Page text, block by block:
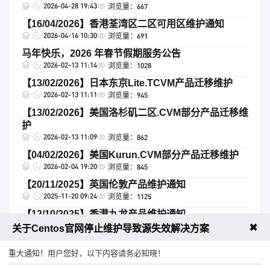
2026-04-28 19:43 浏览量：667
【16/04/2026】香港荃湾区二区可用区维护通知
2026-04-16 10:30 浏览量：691
马年快乐，2026 年春节假期服务公告
2026-02-13 11:14 浏览量：1028
【13/02/2026】日本东京Lite.TCVM产品迁移维护
2026-02-13 11:11 浏览量：945
【13/02/2026】美国洛杉矶二区.CVM部分产品迁移维
护
2026-02-13 11:09 浏览量：862
【04/02/2026】美国Kurun.CVM部分产品迁移维护
2026-02-04 19:20 浏览量：845
【20/11/2025】英国伦敦产品维护通知
2025-11-20 09:24 浏览量：1125
【12/10/2025】香港九龙产品维护通知
2025-10-12 22:17 浏览量：1542
首页 1 2 3 4
关于Centos官网停止维护导致源失效解决方案 ✖
重大通知！用户您好，以下内容请务必知晓！